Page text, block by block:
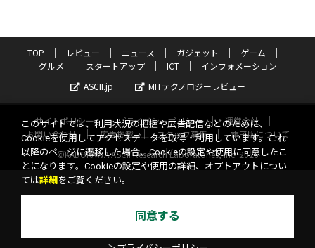
TOP レビュー ニュース ガジェット
ゲーム
グルメ
スタートアップ ICT
インフォメーション
ASCII.jp
MITテクノロジーレビュー
サイトポリシー プライバシーポリシー
運営会社
お問い合わせ
広告掲載 スタッフ募集
電子版について
©KADOKAWA ASCII Research Laboratories, Inc. 2026
このサイトでは、利用状況の把握や広告配信などのために、
Cookieを使用してアクセスデータを取得・利用しています。これ
以降のページに遷移した場合、Cookieの設定や使用に同意したこ
とになります。Cookieの設定や使用の詳細、オプトアウトについ
ては詳細 をご覧ください。
同意する